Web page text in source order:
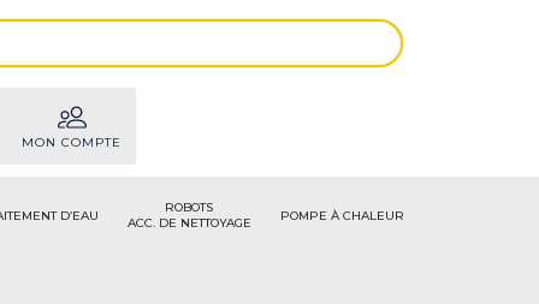
MON COMPTE
D’EAU
ROBOTS
ACC. DE NETTOYAGE
POMPE À CHALEUR